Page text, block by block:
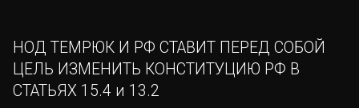
НОД ТЕМРЮК И РФ СТАВИТ ПЕРЕД СОБОЙ
ЦЕЛЬ ИЗМЕНИТЬ КОНСТИТУЦИЮ РФ В
СТАТЬЯХ 15.4 и 13.2